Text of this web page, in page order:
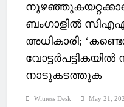
ബംഗാളില്‍ സിഎഎ
അധികാരി;
വോട്ടര്‍പട്ടികയില്‍
നാടുകടത്തുക
Witness Desk May 21,